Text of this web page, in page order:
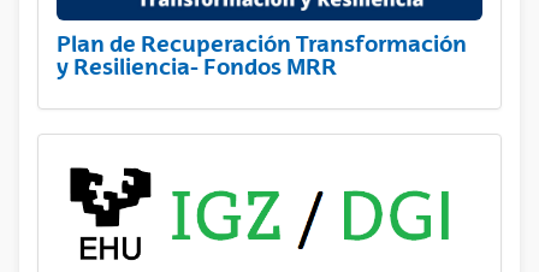
Plan de Recuperación Transformación
y Resiliencia- Fondos MRR